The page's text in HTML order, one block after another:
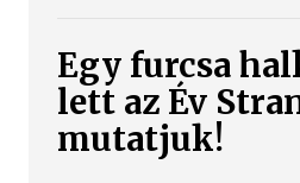
Egy furcsa
lett az Év
mutatjuk!